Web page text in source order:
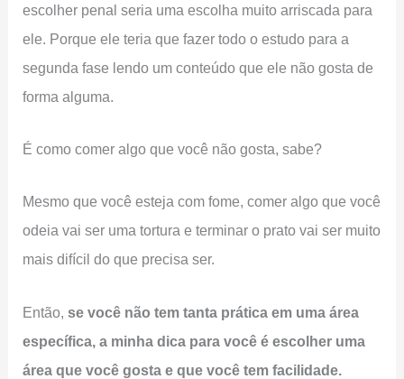
escolher penal seria uma escolha muito arriscada para
ele. Porque ele teria que fazer todo o estudo para a
segunda fase lendo um conteúdo que ele não gosta de
forma alguma.
É como comer algo que você não gosta, sabe?
Mesmo que você esteja com fome, comer algo que você
odeia vai ser uma tortura e terminar o prato vai ser muito
mais difícil do que precisa ser.
Então,se você não tem tanta prática em uma área
específica, a minha dica para você é escolher uma
área que você gosta e que você tem facilidade.